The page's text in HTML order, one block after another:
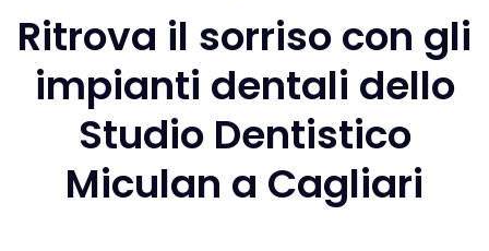
Ritrova il sorriso con gli
impianti dentali dello
Studio Dentistico
Miculan a Cagliari